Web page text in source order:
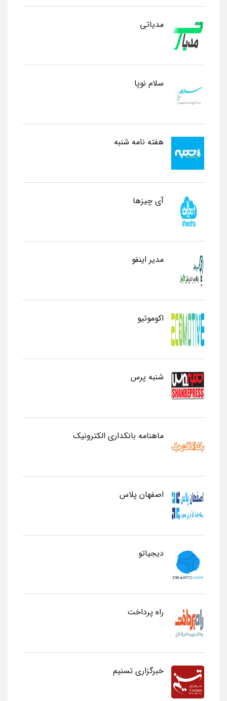
مدیاتی
سلام نوپا
هفته نامه شنبه
آی چیزها
مدیر اینفو
اکوموتیو
شنبه پرس
ماهنامه بانکداری الکترونیک
اصفهان پلاس
دیجیاتو
راه پرداخت
خبرگزاری تسنیم